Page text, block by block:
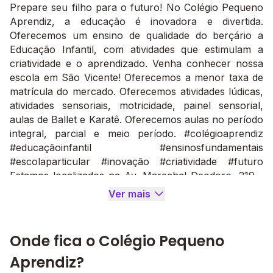
Prepare seu filho para o futuro! No Colégio Pequeno
Aprendiz, a educação é inovadora e divertida.
Oferecemos um ensino de qualidade do berçário a
Educação Infantil, com atividades que estimulam a
criatividade e o aprendizado. Venha conhecer nossa
escola em São Vicente! Oferecemos a menor taxa de
matrícula do mercado. Oferecemos atividades lúdicas,
atividades sensoriais, motricidade, painel sensorial,
aulas de Ballet e Karatê. Oferecemos aulas no período
integral, parcial e meio período. #colégioaprendiz
#educaçãoinfantil #ensinosfundamentais
#escolaparticular #inovação #criatividade #futuro
Estamos localizados na Av. Marechal Deodoro, 219 -
Ver mais
Onde fica o Colégio Pequeno
Aprendiz?